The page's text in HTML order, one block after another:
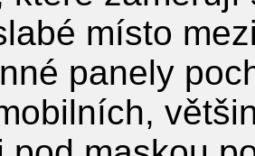
místo
panely